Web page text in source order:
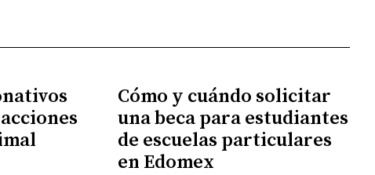
Cómo y cuándo solicitar
una beca para estudiantes
de escuelas particulares
en Edomex